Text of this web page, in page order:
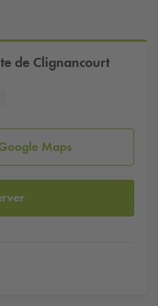
de Clignancourt
Maps